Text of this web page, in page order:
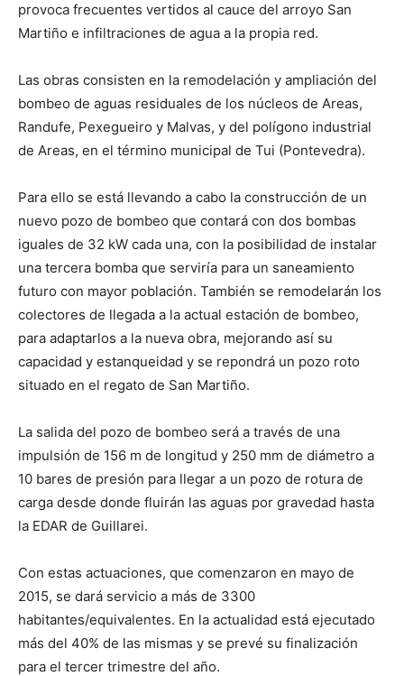
provoca frecuentes vertidos al cauce del arroyo San
Martiño e infiltraciones de agua a la propia red.
Las obras consisten en la remodelación y ampliación del
bombeo de aguas residuales de los núcleos de Areas,
Randufe, Pexegueiro y Malvas, y del polígono industrial
de Areas, en el término municipal de Tui (Pontevedra).
Para ello se está llevando a cabo la construcción de un
nuevo pozo de bombeo que contará con dos bombas
iguales de 32 kW cada una, con la posibilidad de instalar
una tercera bomba que serviría para un saneamiento
futuro con mayor población. También se remodelarán los
colectores de llegada a la actual estación de bombeo,
para adaptarlos a la nueva obra, mejorando así su
capacidad y estanqueidad y se repondrá un pozo roto
situado en el regato de San Martiño.
La salida del pozo de bombeo será a través de una
impulsión de 156 m de longitud y 250 mm de diámetro a
10 bares de presión para llegar a un pozo de rotura de
carga desde donde fluirán las aguas por gravedad hasta
la EDAR de Guillarei.
Con estas actuaciones, que comenzaron en mayo de
2015, se dará servicio a más de 3300
habitantes/equivalentes. En la actualidad está ejecutado
más del 40% de las mismas y se prevé su finalización
para el tercer trimestre del año.